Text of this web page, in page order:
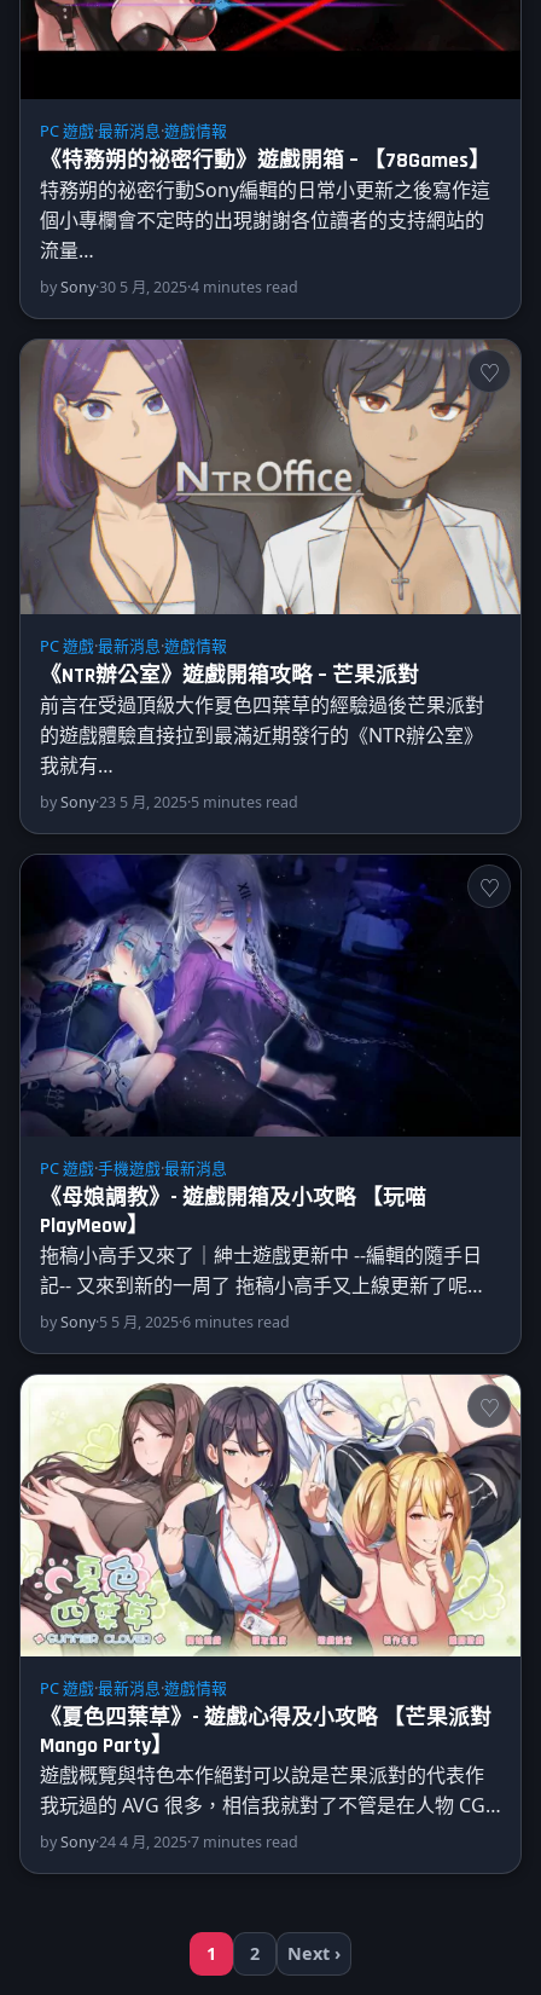
PC 遊戲·最新消息·遊戲情報
《特務朔的祕密行動》遊戲開箱 – 【78Games】
特務朔的祕密行動Sony編輯的日常小更新之後寫作這
個小專欄會不定時的出現謝謝各位讀者的支持網站的
流量…
bySony·30 5 月, 2025·4 minutes read
PC 遊戲·最新消息·遊戲情報
《NTR辦公室》遊戲開箱攻略 – 芒果派對
前言在受過頂級大作夏色四葉草的經驗過後芒果派對
的遊戲體驗直接拉到最滿近期發行的《NTR辦公室》
我就有…
bySony·23 5 月, 2025·5 minutes read
PC 遊戲·手機遊戲·最新消息
《母娘調教》- 遊戲開箱及小攻略 【玩喵
PlayMeow】
拖稿小高手又來了｜紳士遊戲更新中 --編輯的隨手日
記-- 又來到新的一周了 拖稿小高手又上線更新了呢…
bySony·5 5 月, 2025·6 minutes read
PC 遊戲·最新消息·遊戲情報
《夏色四葉草》- 遊戲心得及小攻略 【芒果派對
Mango Party】
遊戲概覽與特色本作絕對可以說是芒果派對的代表作
我玩過的 AVG 很多，相信我就對了不管是在人物 CG…
bySony·24 4 月, 2025·7 minutes read
1 2 Next ›